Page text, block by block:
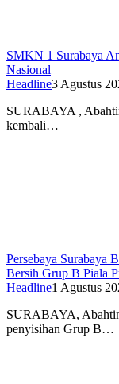
SMKN 1 Surabaya
Nasional
Headline3 Agustus
SURABAYA ,
kembali…
Persebaya Surabaya
Bersih Grup B Piala
Headline1 Agustus
SURABAYA,
penyisihan Grup B…